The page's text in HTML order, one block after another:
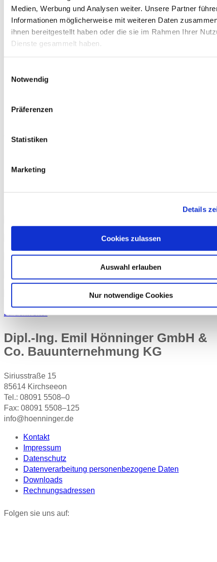
Medien, Werbung und Analysen weiter. Unsere Partner
Informationen möglicherweise mit weiteren Daten
ihnen bereitgestellt haben oder die sie im Rahmen Ihrer
Dienste gesammelt haben.
Notwendig
Präferenzen
Statistiken
Marketing
Details
Cookies zulassen
Auswahl erlauben
Nur notwendige Cookies
Downloads
Aktuelles
Downloads
Kontakt
NEUBAU VERWALTUNGSGEBÄUDE IN
NEUBAU
IN JETTINGEN-
SCHEPPACH
zurück
Dipl.-Ing. Emil Hönninger GmbH &
Co. Bauunternehmung KG
Siriusstraße 15
85614 Kirchseeon
Tel.: 08091 5508–0
Fax: 08091 5508–125
info@hoenninger.de
Kontakt
Impressum
Datenschutz
Datenverarbeitung personenbezogene Daten
Downloads
Rechnungsadressen
Folgen sie uns auf: